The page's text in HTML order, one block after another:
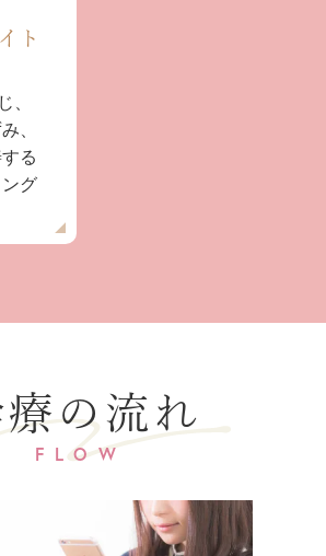
ト
、
、
る
グ
療の流れ
FLOW